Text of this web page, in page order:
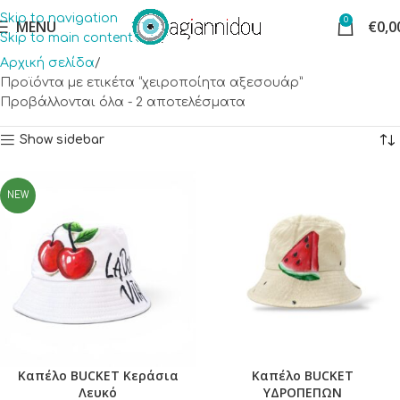
Skip to navigation
Skip to main content
MENU 0 €
Αρχική σελίδα
Προϊόντα με ετικέτα “χειροποίητα αξεσουάρ”
Προβάλλονται όλα - 2 αποτελέσματα
Show sidebar
NEW
Καπέλο BUCKET Κεράσια
Λευκό
Καπέλο BUCKET
ΥΔΡΟΠΕΠΩΝ